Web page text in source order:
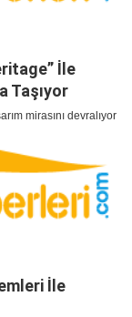
İle
Taşıyor
mirasını devralıyor
İle